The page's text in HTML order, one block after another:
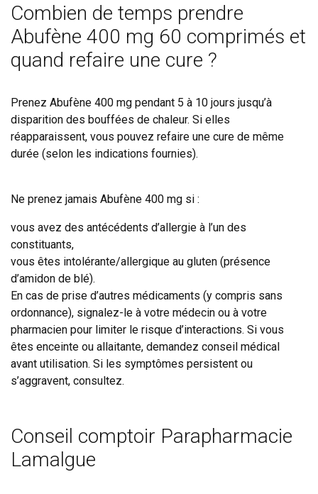
Combien de temps prendre
Abufène 400 mg 60 comprimés et
quand refaire une cure ?
Prenez Abufène 400 mg pendant 5 à 10 jours jusqu’à
disparition des bouffées de chaleur. Si elles
réapparaissent, vous pouvez refaire une cure de même
durée (selon les indications fournies).
Ne prenez jamais Abufène 400 mg si :
vous avez des antécédents d’allergie à l’un des
constituants,
vous êtes intolérante/allergique au gluten (présence
d’amidon de blé).
En cas de prise d’autres médicaments (y compris sans
ordonnance), signalez-le à votre médecin ou à votre
pharmacien pour limiter le risque d’interactions. Si vous
êtes enceinte ou allaitante, demandez conseil médical
avant utilisation. Si les symptômes persistent ou
s’aggravent, consultez.
Conseil comptoir Parapharmacie
Lamalgue